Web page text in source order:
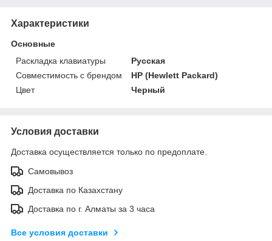
Характеристики
Основные
Раскладка клавиатуры
Русская
Совместимость с брендом
HP (Hewlett Packard)
Цвет
Черный
Условия доставки
Доставка осуществляется только по предоплате.
Самовывоз
Доставка по Казахстану
Доставка по г. Алматы за 3 часа
Все условия доставки